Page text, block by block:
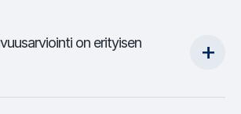
on erityisen